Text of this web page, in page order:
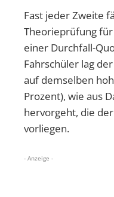
Fast jeder Zweite
Theorieprüfung
einer Durchfall-
Fahrschüler lag
auf demselben
Prozent), wie aus
hervorgeht, die
vorliegen.
- Anzeige -